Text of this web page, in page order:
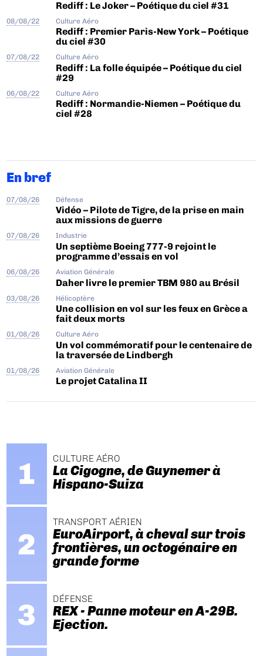
Rediff : Le Joker – Poétique du ciel #31
08/08/22 Culture Aéro
Rediff : Premier Paris-New York – Poétique
du ciel #30
07/08/22 Culture Aéro
Rediff : La folle équipée – Poétique du ciel
#29
06/08/22 Culture Aéro
Rediff : Normandie-Niemen – Poétique du
ciel #28
En bref
07/08/26 Défense
Vidéo – Pilote de Tigre, de la prise en main
aux missions de guerre
07/08/26 Industrie
Un septième Boeing 777-9 rejoint le
programme d’essais en vol
06/08/26 Aviation Générale
Daher livre le premier TBM 980 au Brésil
03/08/26 Hélicoptère
Une collision en vol sur les feux en Grèce a
fait deux morts
01/08/26 Culture Aéro
Un vol commémoratif pour le centenaire de
la traversée de Lindbergh
01/08/26 Aviation Générale
Le projet Catalina II
CULTURE AÉRO
La Cigogne, de Guynemer à
Hispano-Suiza
TRANSPORT AÉRIEN
EuroAirport, à cheval sur trois
frontières, un octogénaire en
grande forme
DÉFENSE
REX - Panne moteur en A-29B.
Ejection.